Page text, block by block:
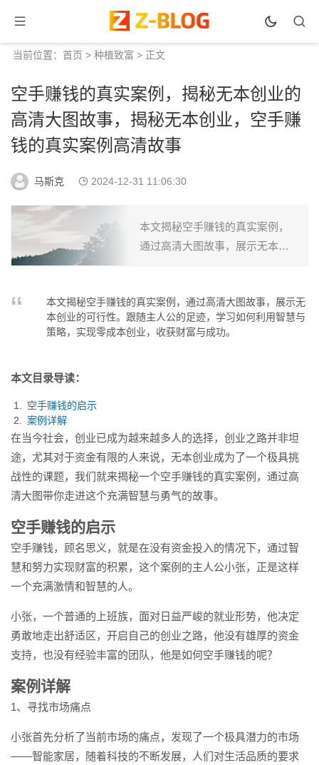
当前位置： 首页 > 种植致富 > 正文
空手赚钱的真实案例，揭秘无本创业的
高清大图故事，揭秘无本创业，空手赚
钱的真实案例高清故事
马斯克 2024-12-31 11:06:30
本文揭秘空手赚钱的真实案例，
通过高清大图故事，展示无本创
实现零成本创业，收获财富与成
功。...
本文揭秘空手赚钱的真实案例，通过高清大图故事，展示无
本创业的可行性。跟随主人公的足迹，学习如何利用智慧与
策略，实现零成本创业，收获财富与成功。
本文目录导读：
空手赚钱的启示
案例详解
在当今社会，创业已成为越来越多人的选择，创业之路并非坦
途，尤其对于资金有限的人来说，无本创业成为了一个极具挑
战性的课题，我们就来揭秘一个空手赚钱的真实案例，通过高
清大图带你走进这个充满智慧与勇气的故事。
空手赚钱的启示
空手赚钱，顾名思义，就是在没有资金投入的情况下，通过智
慧和努力实现财富的积累，这个案例的主人公小张，正是这样
一个充满激情和智慧的人。
小张，一个普通的上班族，面对日益严峻的就业形势，他决定
勇敢地走出舒适区，开启自己的创业之路，他没有雄厚的资金
支持，也没有经验丰富的团队，他是如何空手赚钱的呢？
案例详解
1、寻找市场痛点
小张首先分析了当前市场的痛点，发现了一个极具潜力的市场
——智能家居，随着科技的不断发展，人们对生活品质的要求